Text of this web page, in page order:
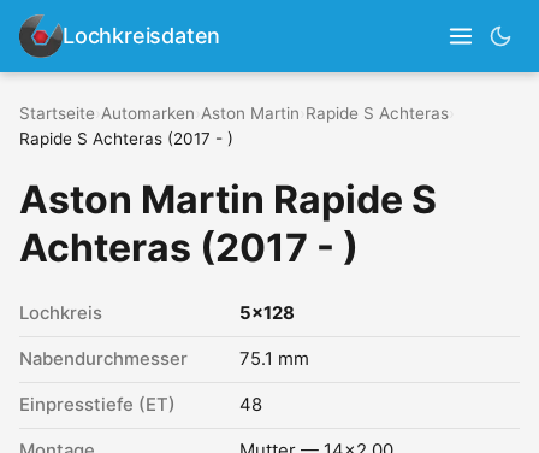
Lochkreisdaten
Startseite Automarken Aston Martin Rapide S Achteras
Rapide S Achteras (2017 - )
Aston Martin Rapide S
Achteras (2017 - )
Lochkreis 5x128
Nabendurchmesser 75.1 mm
Einpresstiefe (ET) 48